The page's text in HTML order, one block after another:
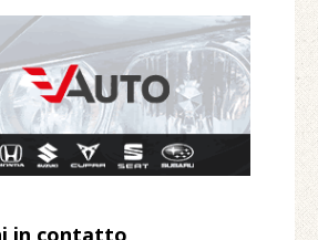
e chiusi tutti i sentieri
Barone